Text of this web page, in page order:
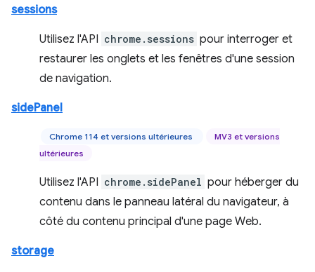
sessions
Utilisez l'API chrome.sessions pour interroger et
restaurer les onglets et les fenêtres d'une session
de navigation.
sidePanel
Chrome 114 et versions ultérieures
MV3 et versions
ultérieures
Utilisez l'API chrome.sidePanel pour héberger du
contenu dans le panneau latéral du navigateur, à
côté du contenu principal d'une page Web.
storage